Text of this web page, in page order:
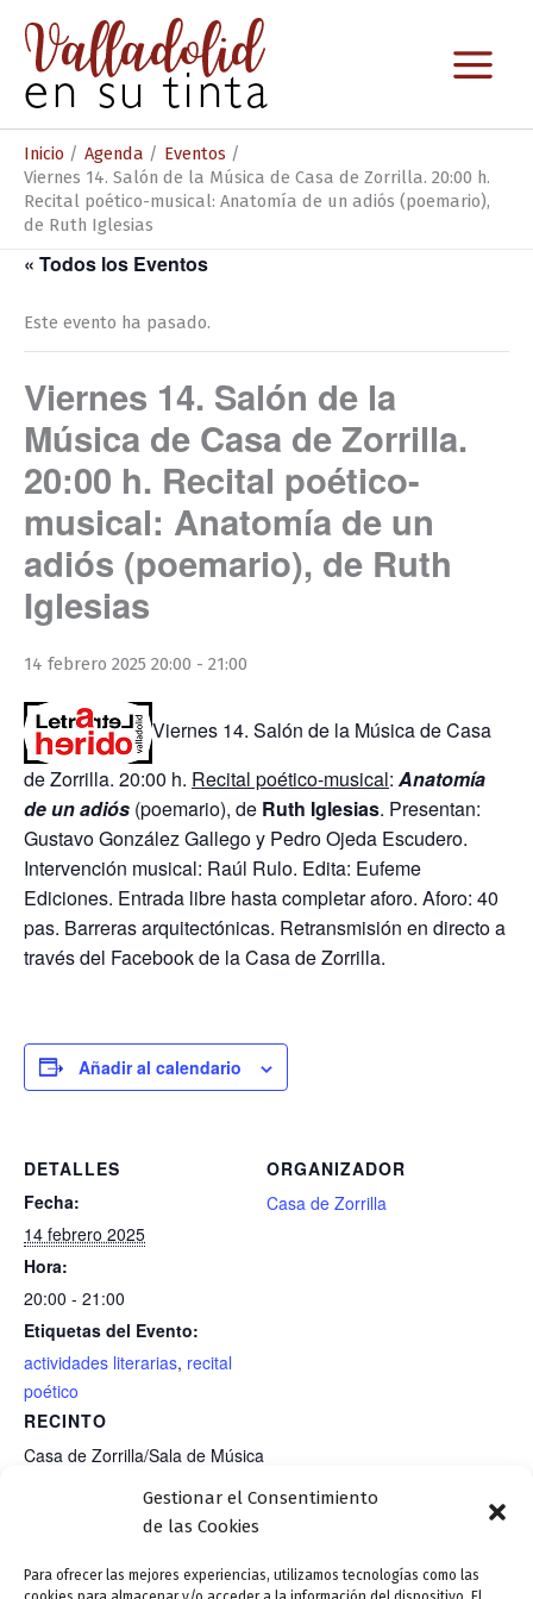
Gestionar el Consentimiento
de las Cookies
Para ofrecer las mejores experiencias, utilizamos tecnologías como las
contenido
Inicio Agenda
Eventos
Viernes 14. Salón de la Música de Casa de Zorrilla. 20:00 h.
Recital poético-musical: Anatomía de un adiós (poemario),
de Ruth Iglesias
« Todos los Eventos
Este evento ha pasado.
Viernes 14. Salón de la
Música de Casa de Zorrilla.
20:00 h. Recital poético-
musical: Anatomía de un
adiós (poemario), de Ruth
Iglesias
14 febrero 2025 20:00 - 21:00
Viernes 14. Salón de la Música de Casa
de Zorrilla. 20:00 h. Recital poético-musical: Anatomía
de un adiós (poemario), de Ruth Iglesias. Presentan:
Gustavo González Gallego y Pedro Ojeda Escudero.
Intervención musical: Raúl Rulo. Edita: Eufeme
Ediciones. Entrada libre hasta completar aforo. Aforo: 40
pas. Barreras arquitectónicas. Retransmisión en directo a
través del Facebook de la Casa de Zorrilla.
Añadir al calendario
DETALLES
Fecha:
14 febrero 2025
Hora:
20:00 - 21:00
Etiquetas del Evento:
actividades literarias, recital
poético
RECINTO
Casa de Zorrilla/Sala de Música
ORGANIZADOR
Casa de Zorrilla
Cossío (Casa Revilla). Presentación
NAC. Presentación